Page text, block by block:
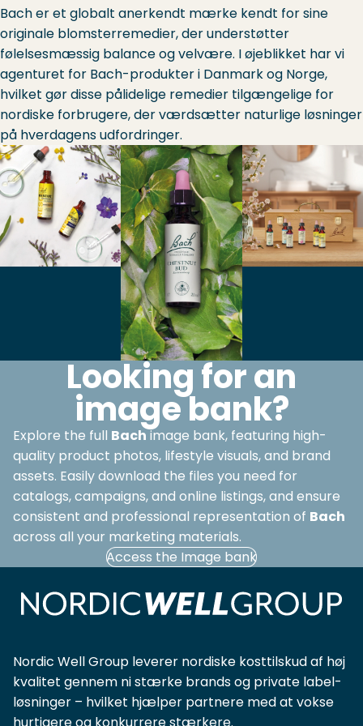
Bach er et globalt anerkendt mærke kendt for sine
originale blomsterremedier, der understøtter
følelsesmæssig balance og velvære. I øjeblikket har vi
agenturet for Bach-produkter i Danmark og Norge,
hvilket gør disse pålidelige remedier tilgængelige for
nordiske forbrugere, der værdsætter naturlige løsninger
på hverdagens udfordringer.
Looking for an
image bank?
Explore the full Bachimage bank, featuring high-
quality product photos, lifestyle visuals, and brand
assets. Easily download the files you need for
catalogs, campaigns, and online listings, and ensure
consistent and professional representation of Bach
across all your marketing materials.
Access the Image bank
Nordic Well Group leverer nordiske kosttilskud af høj
kvalitet gennem ni stærke brands og private label-
løsninger – hvilket hjælper partnere med at vokse
hurtigere og konkurrere stærkere.